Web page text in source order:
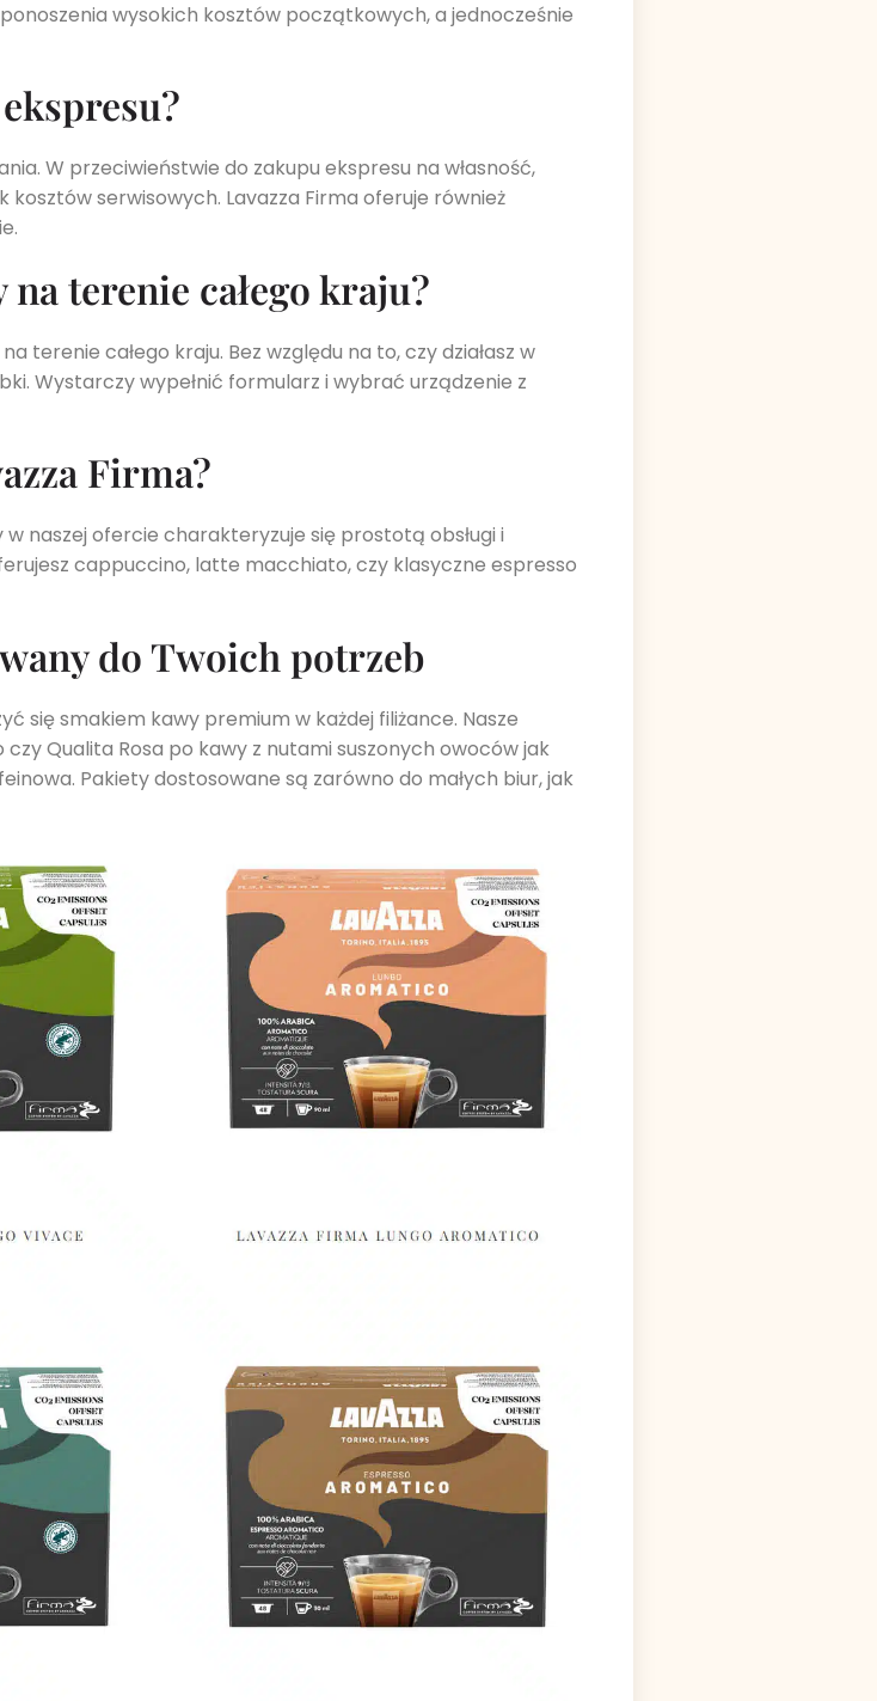
wysokich kosztów początkowych, a jednocześnie
W przeciwieństwie do zakupu ekspresu na własność,
serwisowych. Lavazza Firma oferuje również
na terenie całego kraju?
terenie całego kraju. Bez względu na to, czy działasz w
Wystarczy wypełnić formularz i wybrać urządzenie z
Firma?
naszej ofercie charakteryzuje się prostotą obsługi i
cappuccino, latte macchiato, czy klasyczne espresso
do Twoich potrzeb
się smakiem kawy premium w każdej filiżance. Nasze
Qualita Rosa po kawy z nutami suszonych owoców jak
Pakiety dostosowane są zarówno do małych biur, jak